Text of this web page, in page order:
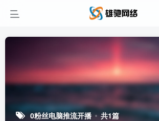
0粉丝电脑推流开播 共1篇